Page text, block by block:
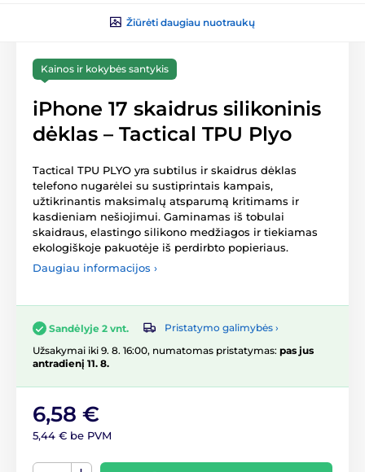
Žiūrėti daugiau nuotraukų
Kainos ir kokybės santykis
iPhone 17 skaidrus silikoninis
dėklas – Tactical TPU Plyo
Tactical TPU PLYO yra subtilus ir skaidrus dėklas
telefono nugarėlei su sustiprintais kampais,
užtikrinantis maksimalų atsparumą kritimams ir
kasdieniam nešiojimui. Gaminamas iš tobulai
skaidraus, elastingo silikono medžiagos ir tiekiamas
ekologiškoje pakuotėje iš perdirbto popieriaus.
Daugiau informacijos ›
Sandėlyje 2 vnt.
Pristatymo galimybės ›
Užsakymai iki 9. 8. 16:00, numatomas pristatymas: pas jus
antradienį 11. 8.
6,58 €
5,44 € be PVM